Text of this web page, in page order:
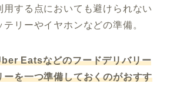
用する点においても避けられない
リーやイヤホンなどの準備。
Eatsなどのフードデリバリー
ーを一つ準備しておくのがおすす